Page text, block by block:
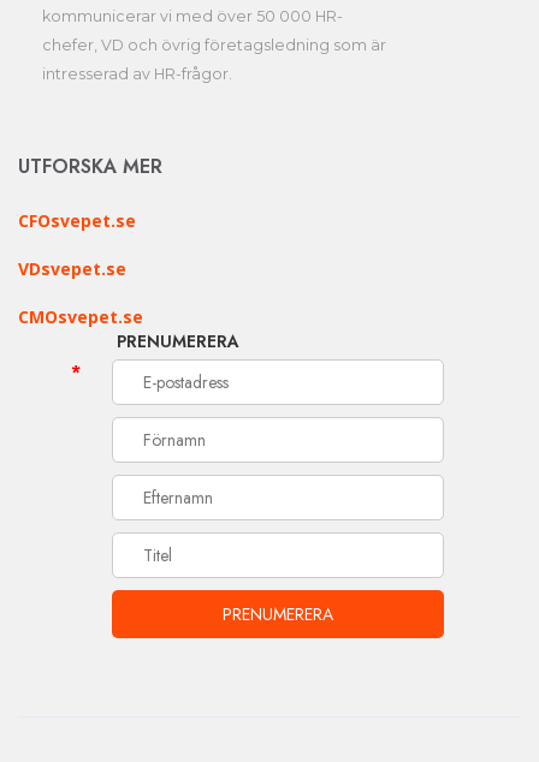
kommunicerar vi med över 50 000 HR-
chefer, VD och övrig företagsledning som är
intresserad av HR-frågor.
UTFORSKA MER
CFOsvepet.se
VDsvepet.se
CMOsvepet.se
PRENUMERERA
*